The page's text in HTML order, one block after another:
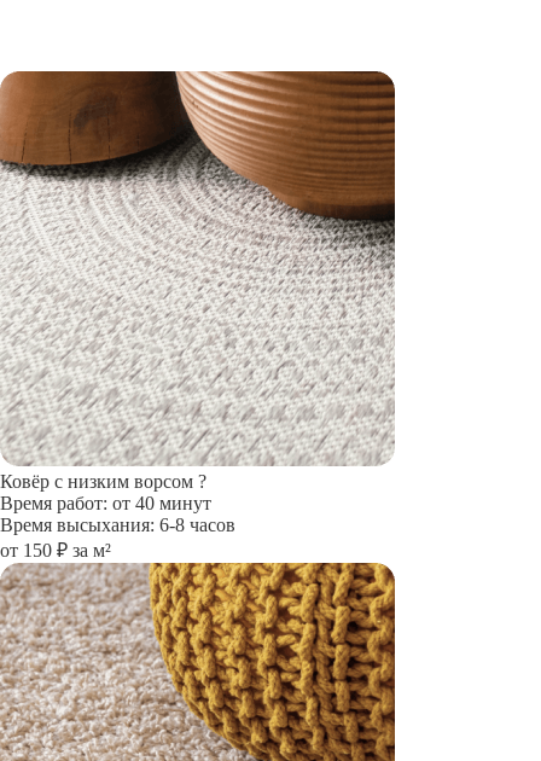
Ковёр с низким ворсом ?
Время работ: от 40 минут
Время высыхания: 6-8 часов
от 150 ₽ за м²